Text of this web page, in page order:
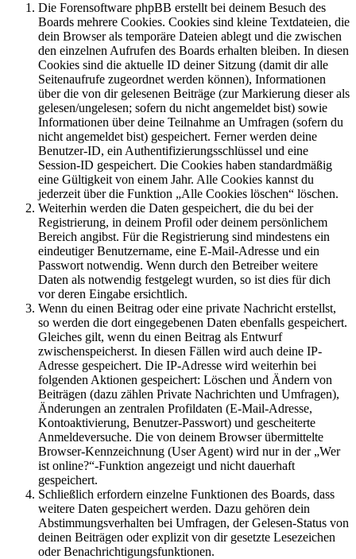
Die Forensoftware phpBB erstellt bei deinem Besuch des
Boards mehrere Cookies. Cookies sind kleine Textdateien, die
dein Browser als temporäre Dateien ablegt und die zwischen
den einzelnen Aufrufen des Boards erhalten bleiben. In diesen
Cookies sind die aktuelle ID deiner Sitzung (damit dir alle
Seitenaufrufe zugeordnet werden können), Informationen
über die von dir gelesenen Beiträge (zur Markierung dieser als
gelesen/ungelesen; sofern du nicht angemeldet bist) sowie
Informationen über deine Teilnahme an Umfragen (sofern du
nicht angemeldet bist) gespeichert. Ferner werden deine
Benutzer-ID, ein Authentifizierungsschlüssel und eine
Session-ID gespeichert. Die Cookies haben standardmäßig
eine Gültigkeit von einem Jahr. Alle Cookies kannst du
jederzeit über die Funktion „Alle Cookies löschen“ löschen.
Weiterhin werden die Daten gespeichert, die du bei der
Registrierung, in deinem Profil oder deinem persönlichem
Bereich angibst. Für die Registrierung sind mindestens ein
eindeutiger Benutzername, eine E-Mail-Adresse und ein
Passwort notwendig. Wenn durch den Betreiber weitere
Daten als notwendig festgelegt wurden, so ist dies für dich
vor deren Eingabe ersichtlich.
Wenn du einen Beitrag oder eine private Nachricht erstellst,
so werden die dort eingegebenen Daten ebenfalls gespeichert.
Gleiches gilt, wenn du einen Beitrag als Entwurf
zwischenspeicherst. In diesen Fällen wird auch deine IP-
Adresse gespeichert. Die IP-Adresse wird weiterhin bei
folgenden Aktionen gespeichert: Löschen und Ändern von
Beiträgen (dazu zählen Private Nachrichten und Umfragen),
Änderungen an zentralen Profildaten (E-Mail-Adresse,
Kontoaktivierung, Benutzer-Passwort) und gescheiterte
Anmeldeversuche. Die von deinem Browser übermittelte
Browser-Kennzeichnung (User Agent) wird nur in der „Wer
ist online?“-Funktion angezeigt und nicht dauerhaft
gespeichert.
Schließlich erfordern einzelne Funktionen des Boards, dass
weitere Daten gespeichert werden. Dazu gehören dein
Abstimmungsverhalten bei Umfragen, der Gelesen-Status von
deinen Beiträgen oder explizit von dir gesetzte Lesezeichen
oder Benachrichtigungsfunktionen.